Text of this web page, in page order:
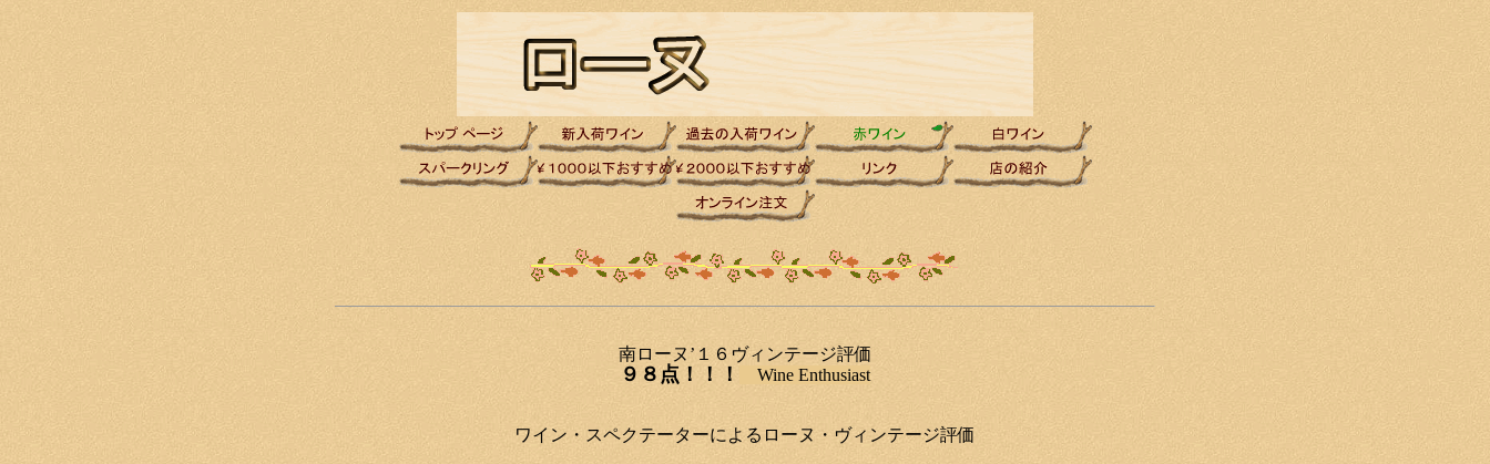
南ローヌ’１６ヴィンテージ評価
９８点！！！ Wine Enthusiast
ワイン・スペクテーターによるローヌ・ヴィンテージ評価